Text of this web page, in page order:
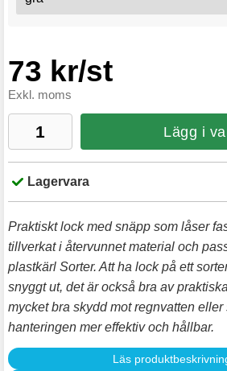
73 kr/st
Exkl. moms
Lägg i
Lagervara
Praktiskt lock med snäpp som låser
tillverkat i återvunnet material och
plastkärl Sorter. Att ha lock på ett
snyggt ut, det är också bra av
mycket bra skydd mot regnvatten eller
hanteringen mer effektiv och hållbar.
Läs